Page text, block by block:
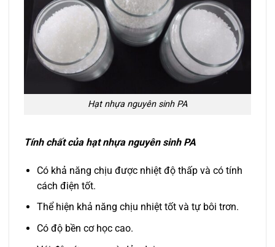
Hạt nhựa nguyên sinh PA
Tính chất của hạt nhựa nguyên sinh PA
Có khả năng chịu được nhiệt độ thấp và có tính
cách điện tốt.
Thể hiện khả năng chịu nhiệt tốt và tự bôi trơn.
Có độ bền cơ học cao.